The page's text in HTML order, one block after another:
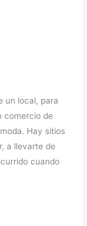
un local, para
comercio de
Hay sitios
a llevarte de
cuando